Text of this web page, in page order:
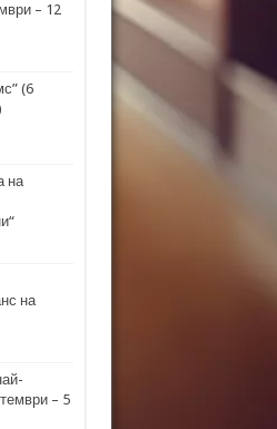
– 12
(6
на
на
– 5